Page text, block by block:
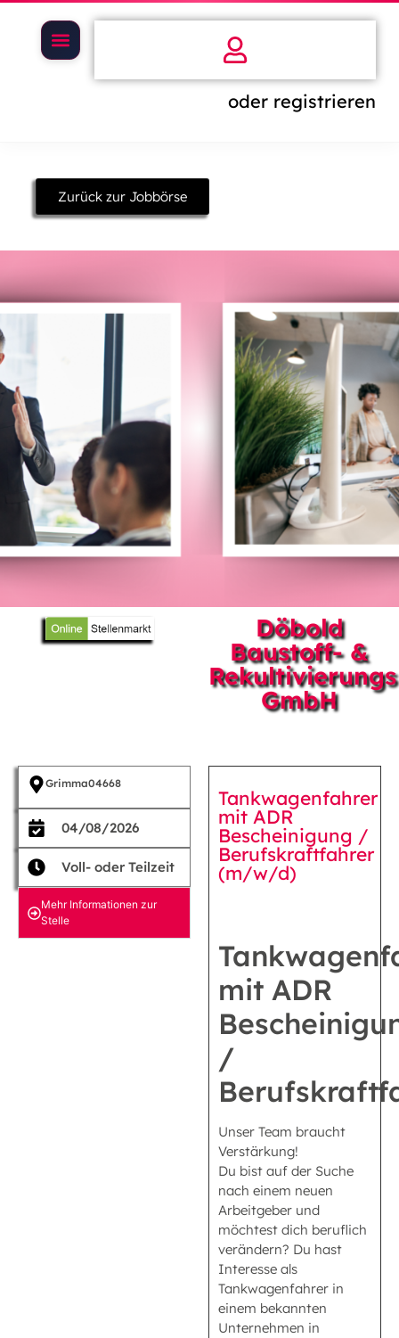
oder registrieren
Zurück zur Jobbörse
Döbold
Baustoff- &
Rekultivierungs
GmbH
Grimma04668
04/08/2026
Voll- oder Teilzeit
Mehr Informationen zur
Stelle
Tankwagenfahrer
mit ADR
Bescheinigung /
Berufskraftfahrer
(m/w/d)
mit ADR
/
Unser Team braucht
Verstärkung!
Du bist auf der Suche
nach einem neuen
Arbeitgeber und
möchtest dich beruflich
verändern? Du hast
Interesse als
Tankwagenfahrer in
einem bekannten
Unternehmen in